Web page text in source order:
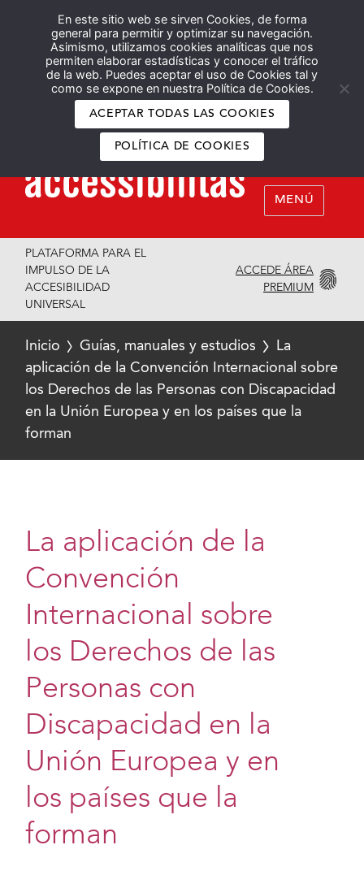
En este sitio web se sirven Cookies, de forma
general para permitir y optimizar su navegación.
Asimismo, utilizamos cookies analíticas que nos
permiten elaborar estadísticas y conocer el tráfico
de la web. Puedes aceptar el uso de Cookies tal y
como se expone en nuestra Política de Cookies.
ACEPTAR TODAS LAS COOKIES
POLÍTICA DE COOKIES
Español English
MENÚ
PLATAFORMA PARA EL
IMPULSO DE LA
ACCESIBILIDAD
UNIVERSAL
ACCEDE ÁREA
PREMIUM
Inicio Guías, manuales y estudios
La
aplicación de la Convención Internacional sobre
los Derechos de las Personas con Discapacidad
en la Unión Europea y en los países que la
forman
La aplicación de la
Convención
Internacional sobre
los Derechos de las
Personas con
Discapacidad en la
Unión Europea y en
los países que la
forman